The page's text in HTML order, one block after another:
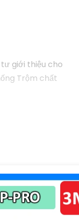
giới thiệu cho
Trộm chất
- An ninh cho
camera báo động
nhiệt huyết sẽ an
tốt nhất.
văn phòng hoặc
không gian của